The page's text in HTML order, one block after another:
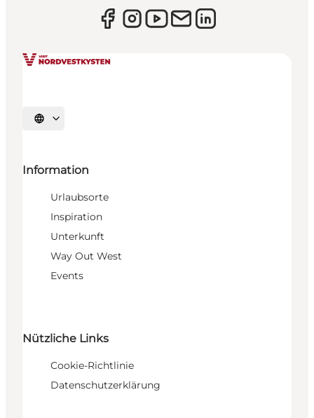
Sprache auswählen
Information
Urlaubsorte
Inspiration
Unterkunft
Way Out West
Events
Nützliche Links
Cookie-Richtlinie
Datenschutzerklärung